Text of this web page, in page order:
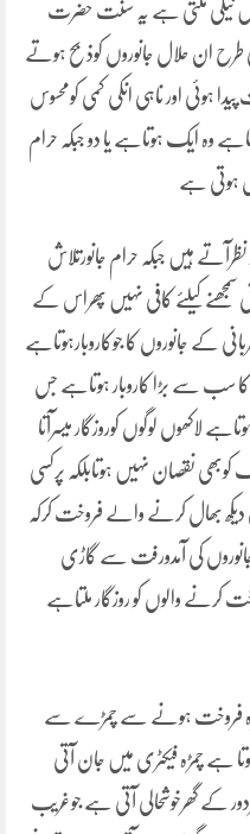
میں نیکی ملتی ہے یہ سنت حضرت
طرح ان حلال جانوروں کوذبح ہوتے
ہوئی اور ناہی انکی کمی کومحسوس
وہ ایک ہوتاہے یا دو جبکہ حرام
ہوتی ہے
ہیں جبکہ حرام جانورتلاش
کیلئے کافی نہیں پھراس کے
کے جانوروں کا جوکاروبارہوتاہے
سب سے بڑا کاروبار ہوتاہے جس
لاکھوں لوگوں کوروزگار میسرآتا
نقصان نہیں ہوتابلکہ پرکسی
دیکھ بھال کرنے والے فروخت کرکہ
کی آمدورفت سے گاڑی
کرنے والوں کو روزگار ملتاہے
فروخت ہونے سے چمڑے سے
ہے چمڑہ فیکٹری میں جان آتی
کے گھرخوشحالی آتی ہے جوغریب